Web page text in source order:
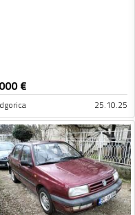
€
25.10.25